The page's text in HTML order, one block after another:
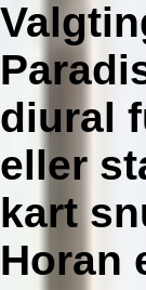
diural
eller
kart
Horan